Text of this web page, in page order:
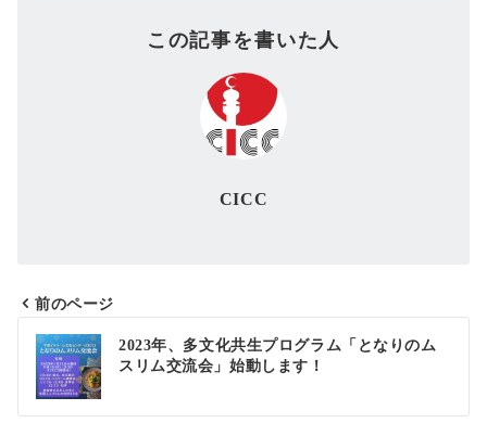
この記事を書いた人
CICC
投
稿
ナ
前のページ
2023年、多文化共生プログラム「となりのム
スリム交流会」始動します！